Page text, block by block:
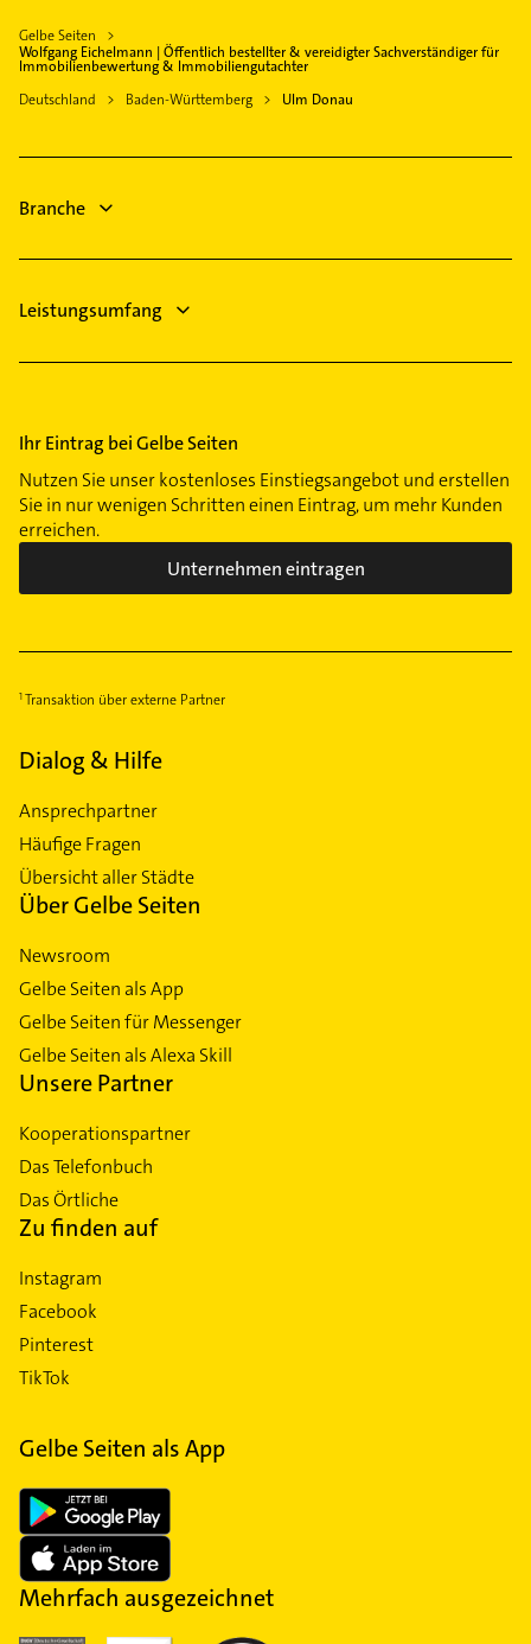
Immobiliengutachter aufzunehmen. Einfach die
passenden Kontaktmöglichkeiten wie Adresse oder
Mail in unserem Kontaktdaten-Bereich auswählen.
Gelbe Seiten
Wolfgang Eichelmann | Öffentlich bestellter & vereidigter Sachverständiger für
Immobilienbewertung & Immobiliengutachter
Deutschland
Baden-Württemberg Ulm Donau
Branche
Leistungsumfang
Ihr Eintrag bei Gelbe Seiten
Nutzen Sie unser kostenloses Einstiegsangebot und erstellen
Sie in nur wenigen Schritten einen Eintrag, um mehr Kunden
erreichen.
Unternehmen eintragen
Transaktion über externe Partner
Dialog & Hilfe
Ansprechpartner
Häufige Fragen
Übersicht aller Städte
Über Gelbe Seiten
Newsroom
Gelbe Seiten als App
Gelbe Seiten für Messenger
Gelbe Seiten als Alexa Skill
Unsere Partner
Kooperationspartner
Das Telefonbuch
Das Örtliche
Zu finden auf
Instagram
Facebook
Pinterest
TikTok
Gelbe Seiten als App
Mehrfach ausgezeichnet